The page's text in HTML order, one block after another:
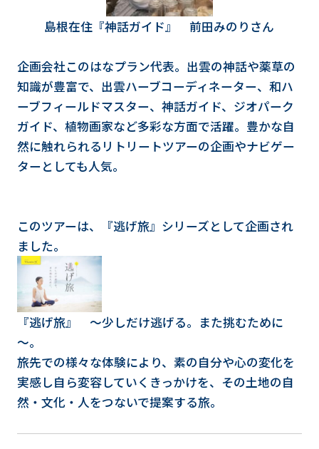
島根在住『神話ガイド』 前田みのりさん
企画会社このはなプラン代表。出雲の神話や薬草の
知識が豊富で、出雲ハーブコーディネーター、和ハ
ーブフィールドマスター、神話ガイド、ジオパーク
ガイド、植物画家など多彩な方面で活躍。豊かな自
然に触れられるリトリートツアーの企画やナビゲー
ターとしても人気。
このツアーは、『逃げ旅』シリーズとして企画され
ました。
『逃げ旅』 ～少しだけ逃げる。また挑むために
～。
旅先での様々な体験により、素の自分や心の変化を
実感し自ら変容していくきっかけを、その土地の自
然・文化・人をつないで提案する旅。